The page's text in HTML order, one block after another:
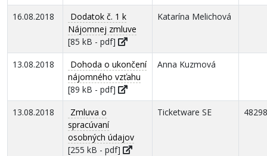
16.08.2018
Dodatok č. 1 k
Nájomnej zmluve
[85 kB - pdf]
Katarína Melichová
13.08.2018
Dohoda o ukončení
nájomného vzťahu
[89 kB - pdf]
Anna Kuzmová
13.08.2018
Zmluva o
spracúvaní
osobných údajov
[255 kB - pdf]
Ticketware SE